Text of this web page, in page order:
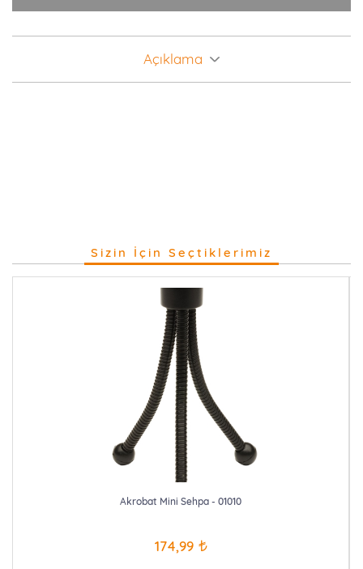
Açıklama
Sizin İçin Seçtiklerimiz
Akrobat Mini Sehpa - 01010
174,99